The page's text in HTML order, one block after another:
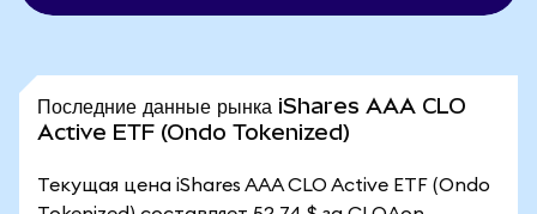
Последние данные рынка iShares AAA CLO
Active ETF (Ondo Tokenized)
Текущая цена iShares AAA CLO Active ETF (Ondo